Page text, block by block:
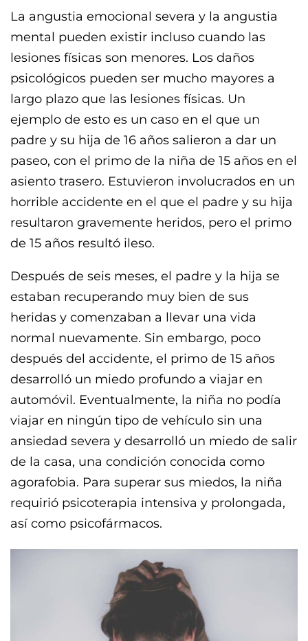
La angustia emocional severa y la angustia
mental pueden existir incluso cuando las
lesiones físicas son menores. Los daños
psicológicos pueden ser mucho mayores a
largo plazo que las lesiones físicas. Un
ejemplo de esto es un caso en el que un
padre y su hija de 16 años salieron a dar un
paseo, con el primo de la niña de 15 años en el
asiento trasero. Estuvieron involucrados en un
horrible accidente en el que el padre y su hija
resultaron gravemente heridos, pero el primo
de 15 años resultó ileso.
Después de seis meses, el padre y la hija se
estaban recuperando muy bien de sus
heridas y comenzaban a llevar una vida
normal nuevamente. Sin embargo, poco
después del accidente, el primo de 15 años
desarrolló un miedo profundo a viajar en
automóvil. Eventualmente, la niña no podía
viajar en ningún tipo de vehículo sin una
ansiedad severa y desarrolló un miedo de salir
de la casa, una condición conocida como
agorafobia. Para superar sus miedos, la niña
requirió psicoterapia intensiva y prolongada,
así como psicofármacos.